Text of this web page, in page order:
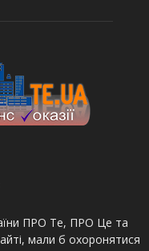
ПРО Те, ПРО Це та
мали б охоронятися